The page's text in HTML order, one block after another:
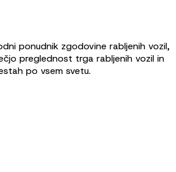
ponudnik zgodovine rabljenih vozil,
preglednost trga rabljenih vozil in
po vsem svetu.